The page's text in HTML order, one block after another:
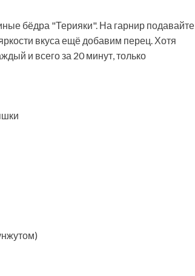
бёдра "Терияки". На гарнир подавайте
вкуса ещё добавим перец. Хотя
и всего за 20 минут, только